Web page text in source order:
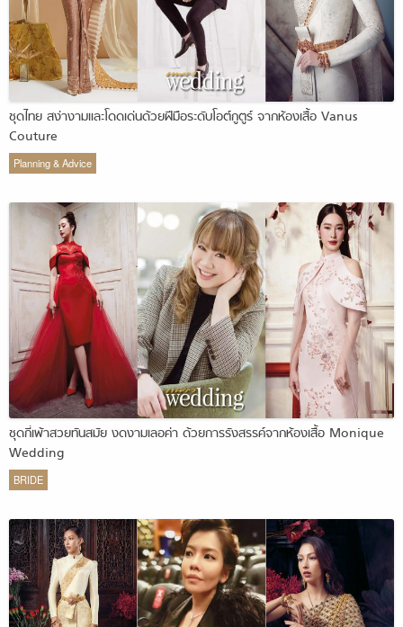
ชุดไทย สง่างามและโดดเด่นด้วยฝีมือระดับโอต์กูตูร์ จากห้องเสื้อ Vanus
Couture
Planning & Advice
ชุดกี่เพ้าสวยทันสมัย งดงามเลอค่า ด้วยการรังสรรค์จากห้องเสื้อ Monique
Wedding
BRIDE